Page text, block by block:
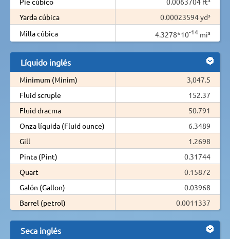
Yarda cúbica
0.00023594 yd³
Milla cúbica
4.3278*10-14 mi³
Líquido inglés
Minimum (Minim)
3,047.5
Fluid scruple
152.37
Fluid dracma
50.791
Onza líquida (Fluid ounce)
6.3489
Gill
1.2698
Pinta (Pint)
0.31744
Quart
0.15872
Galón (Gallon)
0.03968
Barrel (petrol)
0.0011337
Seca inglés